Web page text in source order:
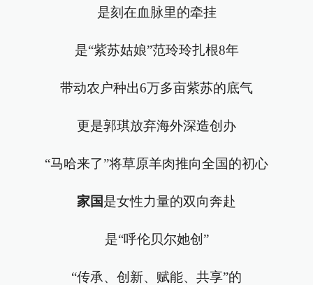
是刻在血脉里的牵挂
是“紫苏姑娘”范玲玲扎根8年
带动农户种出6万多亩紫苏的底气
更是郭琪放弃海外深造创办
“马哈来了”将草原羊肉推向全国的初心
家国是女性力量的双向奔赴
是“呼伦贝尔她创”
“传承、创新、赋能、共享”的